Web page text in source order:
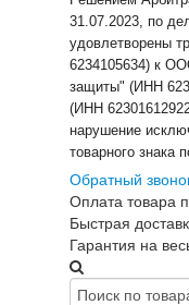
31.07.2023, по
удовлетворены
6234105634) к
защиты" (ИНН
(ИНН
нарушение
товарного знака
Обратный
Оплата товара
Быстрая
Гарантия на